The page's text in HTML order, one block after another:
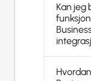
Kan jeg